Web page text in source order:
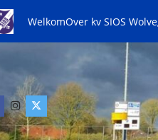
WelkomOver kv SIOS